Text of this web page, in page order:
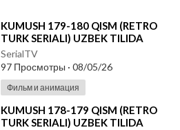
⁣KUMUSH 179-180 QISM (RETRO
TURK SERIALI) UZBEK TILIDA
SerialTV
97 Просмотры · 08/05/26
Фильм и анимация
⁣KUMUSH 178-179 QISM (RETRO
TURK SERIALI) UZBEK TILIDA